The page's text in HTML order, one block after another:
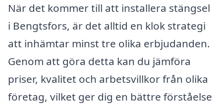
När det kommer till att installera stängsel
i Bengtsfors, är det alltid en klok strategi
att inhämtar minst tre olika erbjudanden.
Genom att göra detta kan du jämföra
priser, kvalitet och arbetsvillkor från olika
företag, vilket ger dig en bättre förståelse